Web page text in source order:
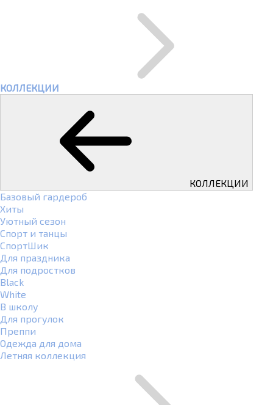
КОЛЛЕКЦИИ
КОЛЛЕКЦИИ
Базовый гардероб
Хиты
Уютный сезон
Спорт и танцы
СпортШик
Для праздника
Для подростков
Black
White
В школу
Для прогулок
Преппи
Одежда для дома
Летняя коллекция